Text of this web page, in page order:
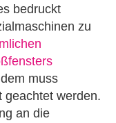
bedruckt
zu
muss
geachtet werden.
an die